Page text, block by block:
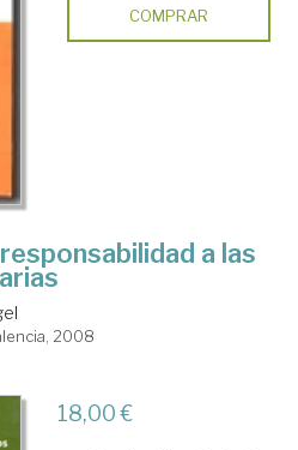
COMPRAR
a las
2008
18,00 €